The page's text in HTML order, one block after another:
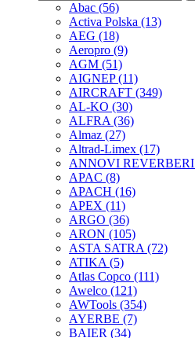
Abac (56)
Activa Polska (13)
AEG (18)
Aeropro (9)
AGM (51)
AIGNEP(11)
AIRCRAFT (349)
AL-KO (30)
ALFRA (36)
Almaz (27)
Altrad-Limex (17)
ANNOVI REVERBERI
APAC (8)
APACH (16)
APEX (11)
ARGO (36)
ARON (105)
ASTA SATRA (72)
ATIKA (5)
Atlas Copco (111)
Awelco (121)
AWTools (354)
AYERBE (7)
BAIER (34)